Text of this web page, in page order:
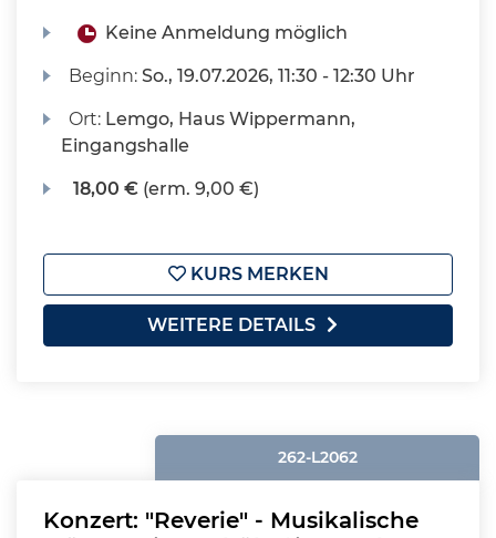
Keine Anmeldung möglich
Beginn:So., 19.07.2026, 11:30 - 12:30 Uhr
Ort: Lemgo, Haus Wippermann,
Eingangshalle
18,00 € (erm. 9,00 €)
KURS MERKEN
WEITERE DETAILS
262-L2062
Konzert: "Reverie" - Musikalische